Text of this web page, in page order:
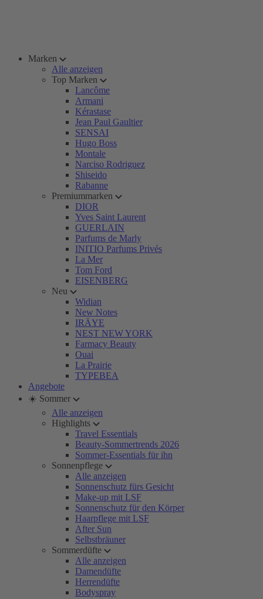
Marken
Alle anzeigen
Top Marken
Lancôme
Armani
Kérastase
Jean Paul Gaultier
SENSAI
Hugo Boss
Montale
Narciso Rodriguez
Shiseido
Rabanne
Premiummarken
DIOR
Yves Saint Laurent
GUERLAIN
Parfums de Marly
INITIO Parfums Privés
La Mer
Tom Ford
EISENBERG
Neu
Widian
New Notes
IRÄYE
NEST NEW YORK
Farmacy Beauty
Ouai
La Prairie
TYPEBEA
Angebote
☀️ Sommer
Alle anzeigen
Highlights
Travel Essentials
Beauty-Sommertrends 2026
Sommer-Essentials für ihn
Sonnenpflege
Alle anzeigen
Sonnenschutz fürs Gesicht
Make-up mit LSF
Sonnenschutz für den Körper
Haarpflege mit LSF
After Sun
Selbstbräuner
Sommerdüfte
Alle anzeigen
Damendüfte
Herrendüfte
Bodyspray